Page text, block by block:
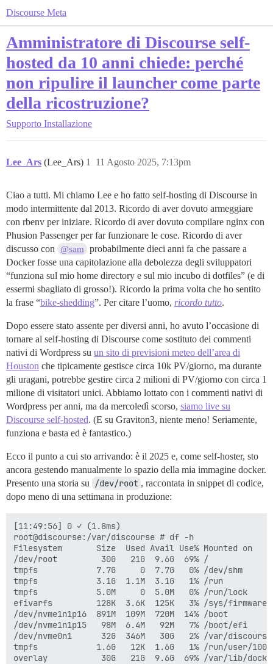
Discourse Meta
Amministratore di Discourse self-
hosted da 10 anni chiede: perché
non ripulire il launcher come parte
della ricostruzione?
Supporto Installazione
Lee_Ars (Lee_Ars) 11 Agosto 2025, 7:13pm
1
Ciao a tutti. Mi chiamo Lee e ho fatto self-hosting di Discourse in
modo intermittente dal 2013. Ricordo di aver dovuto armeggiare
con rbenv per iniziare. Ricordo di aver dovuto compilare nginx con
Phusion Passenger per far funzionare le cose. Ricordo di aver
discusso con
@sam
probabilmente dieci anni fa che passare a
Docker fosse una capitolazione alla debolezza degli sviluppatori
“funziona sul mio home directory e sul mio incubo di dotfiles” (e di
essermi sbagliato di grosso!). Ricordo la prima volta che ho sentito
la frase “bike-shedding”. Per citare l’uomo, ricordo tutto.
Dopo essere stato assente per diversi anni, ho avuto l’occasione di
tornare al self-hosting di Discourse come sostituto dei commenti
nativi di Wordpress su un sito di previsioni meteo dell’area di
Houston che tipicamente gestisce circa 10k PV/giorno, ma durante
gli uragani, potrebbe gestire circa 2 milioni di PV/giorno con circa 1
milione di visitatori unici. Abbiamo lottato con i commenti nativi di
Wordpress per anni, ma da mercoledì scorso, siamo live su
Discourse self-hosted. (E su Graviton3, niente meno! Seriamente,
funziona e basta ed è fantastico.)
Ecco il punto a cui sto arrivando: è il 2025 e, come self-hoster, sto
ancora gestendo manualmente lo spazio della mia immagine docker.
Presento una storia su
/dev/root , raccontata in snippet di codice,
dopo meno di una settimana in produzione:
[11:49:56] 0 ✓ (1.8ms)
root@discourse:/var/discourse # df -h
Filesystem       Size  Used Avail Use% Mounted on
/dev/root         30G   21G  9.6G  69% /
tmpfs            7.7G     0  7.7G   0% /dev/shm
tmpfs            3.1G  1.1M  3.1G   1% /run
tmpfs            5.0M     0  5.0M   0% /run/lock
efivarfs         128K  3.6K  125K   3% /sys/
/dev/nvme1n1p16  891M  109M  720M  14% /boot
/dev/nvme1n1p15   98M  6.4M   92M   7% /boot/efi
/dev/nvme0n1      32G  346M   30G   2% /var/discourse
tmpfs            1.6G   12K  1.6G   1% /run/user/1001
overlay           30G   21G  9.6G  69% /var/lib/docker/